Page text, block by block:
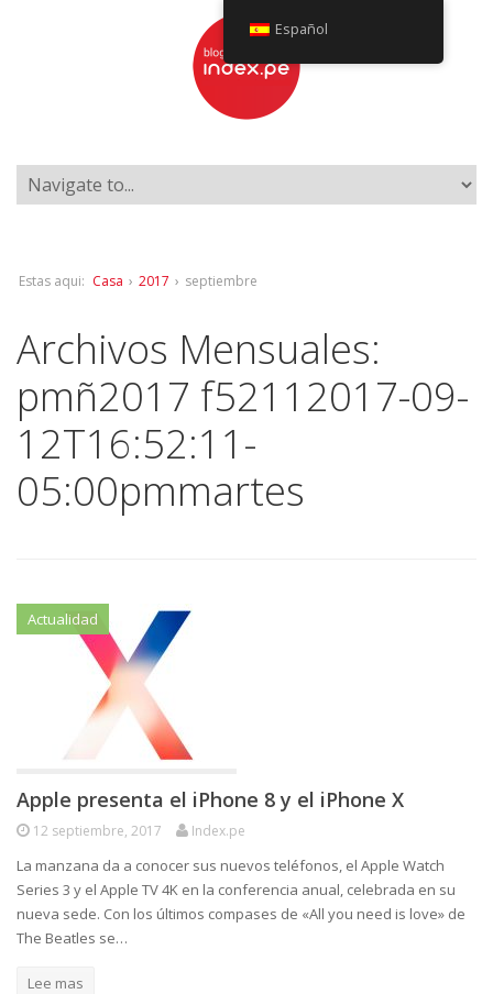
Estas aqui: Casa › 2017 › septiembre
Archivos Mensuales:
pmñ2017 f52112017-09-
12T16:52:11-
05:00pmmartes
Actualidad
Apple presenta el iPhone 8 y el iPhone X
12 septiembre, 2017 Index.pe
La manzana da a conocer sus nuevos teléfonos, el Apple Watch
Series 3 y el Apple TV 4K en la conferencia anual, celebrada en su
nueva sede. Con los últimos compases de «All you need is love» de
The Beatles se…
Lee mas
Español